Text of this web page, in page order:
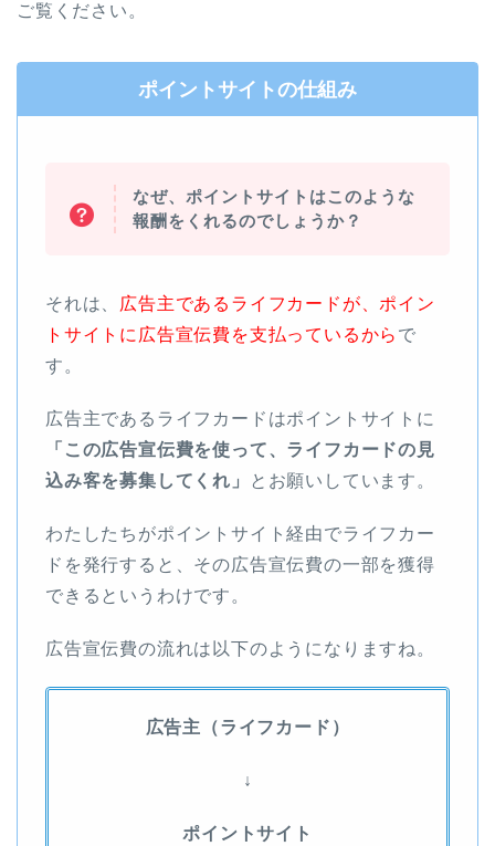
ご覧ください。
ポイントサイトの仕組み
なぜ、ポイントサイトはこのような
報酬をくれるのでしょうか？
それは、
広告主であるライフカードが、ポイン
トサイトに広告宣伝費を支払っているから で
す。
広告主であるライフカードはポイントサイトに
「この広告宣伝費を使って、ライフカードの見
込み客を募集してくれ」
とお願いしています。
わたしたちがポイントサイト経由でライフカー
ドを発行すると、その広告宣伝費の一部を獲得
できるというわけです。
広告宣伝費の流れは以下のようになりますね。
広告主（ライフカード）
↓
ポイントサイト